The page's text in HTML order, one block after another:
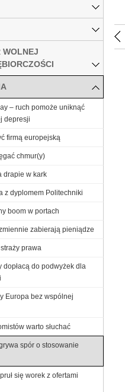
WOLNEJ
– ruch pomoże uniknąć
depresji
firmą europejską
chmur(y)
drapie w kark
z dyplomem Politechniki
boom w portach
zabierają pieniądze
prawa
dopłacą do podwyżek dla
Europa bez wspólnej
warto słuchać
spór o stosowanie
się worek z ofertami